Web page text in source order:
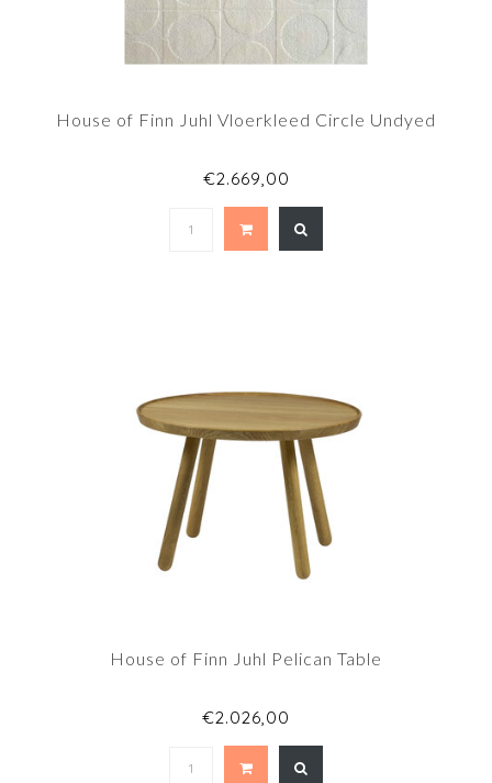
House of Finn Juhl Vloerkleed Circle Undyed
€2.669,00
House of Finn Juhl Pelican Table
€2.026,00